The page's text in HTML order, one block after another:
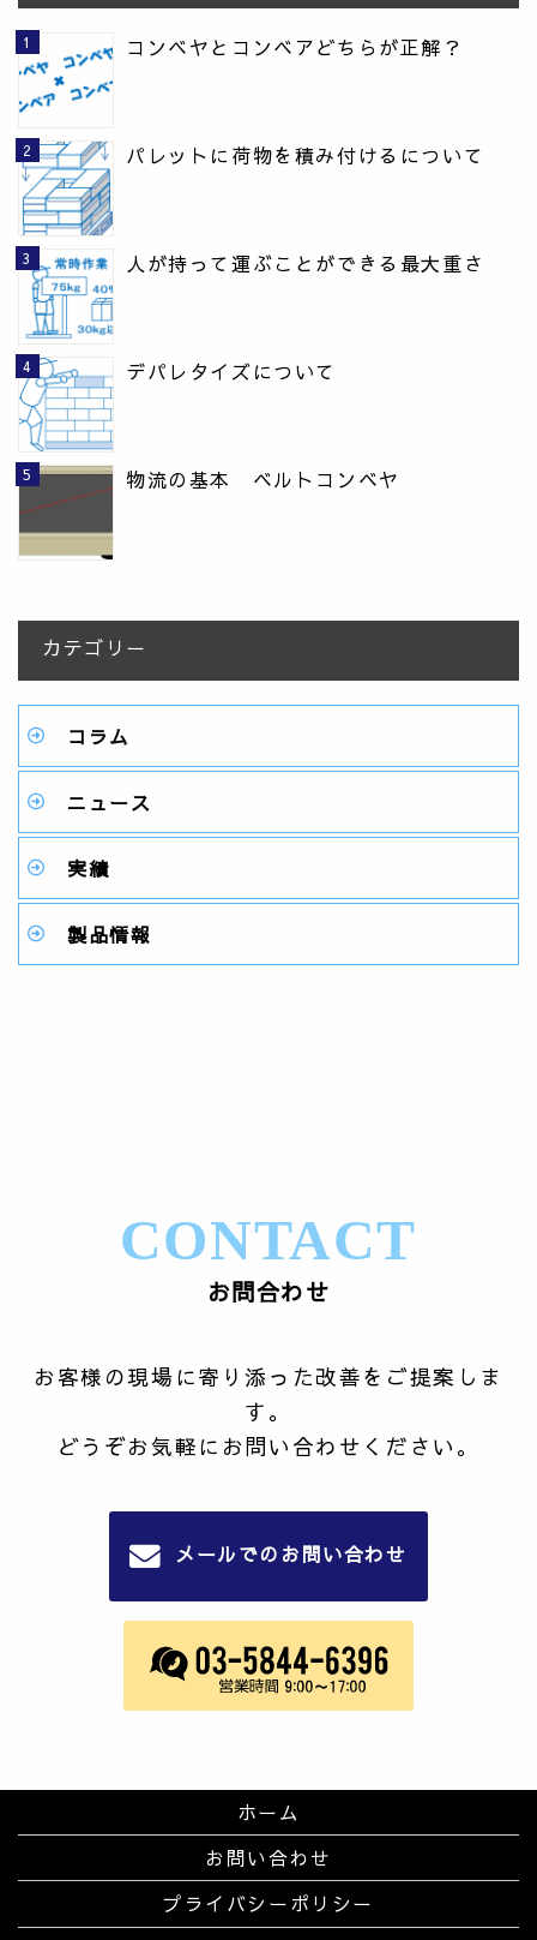
コンベヤとコンベアどちらが正解？
パレットに荷物を積み付けるについて
人が持って運ぶことができる最大重さ
デパレタイズについて
物流の基本 ベルトコンベヤ
カテゴリー
コラム
ニュース
実績
製品情報
CONTACT
お問合わせ
お客様の現場に寄り添った改善をご提案しま
す。
どうぞお気軽にお問い合わせください。
メールでのお問い合わせ
ホーム
お問い合わせ
プライバシーポリシー